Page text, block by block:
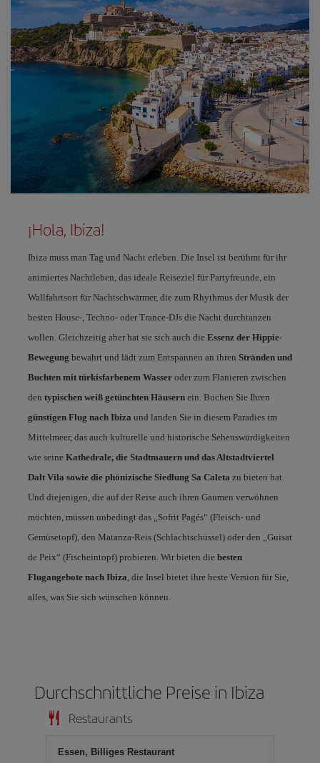
¡Hola, Ibiza!
Ibiza muss man Tag und Nacht erleben. Die Insel ist berühmt für ihr
animiertes Nachtleben, das ideale Reiseziel für Partyfreunde, ein
Wallfahrtsort für Nachtschwärmer, die zum Rhythmus der Musik der
besten House-, Techno- oder Trance-DJs die Nacht durchtanzen
wollen. Gleichzeitig aber hat sie sich auch die Essenz der Hippie-
Bewegung bewahrt und lädt zum Entspannen an ihren Stränden und
Buchten mit türkisfarbenem Wasser oder zum Flanieren zwischen
den typischen weiß getünchten Häusern ein. Buchen Sie Ihren
günstigen Flug nach Ibiza und landen Sie in diesem Paradies im
Mittelmeer, das auch kulturelle und historische Sehenswürdigkeiten
wie seine Kathedrale, die Stadtmauern und das Altstadtviertel
Dalt Vila sowie die phönizische Siedlung Sa Caleta zu bieten hat.
Und diejenigen, die auf der Reise auch ihren Gaumen verwöhnen
möchten, müssen unbedingt das „Sofrit Pagés“ (Fleisch- und
Gemüsetopf), den Matanza-Reis (Schlachtschüssel) oder den „Guisat
de Peix“ (Fischeintopf) probieren. Wir bieten die besten
Flugangebote nach Ibiza, die Insel bietet ihre beste Version für Sie,
alles, was Sie sich wünschen können.
Durchschnittliche Preise in Ibiza
Restaurants
Essen, Billiges Restaurant